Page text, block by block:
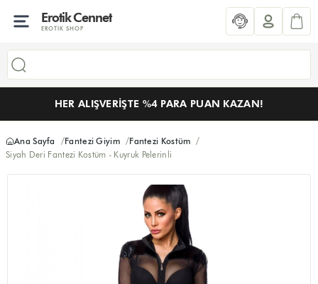
Erotik Cennet
EROTIK SHOP
HER ALIŞVERIŞTE %4 PARA PUAN KAZAN!
Ana Sayfa Fantezi Giyim
Fantezi Kostüm
Siyah Deri Fantezi Kostüm - Kuyruk Pelerinli